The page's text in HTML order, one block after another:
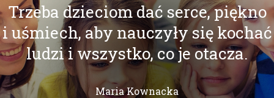
Trzeba dzieciom dać serce, piękno
i uśmiech, aby nauczyły się kochać
ludzi i wszystko, co je otacza.
Maria Kownacka